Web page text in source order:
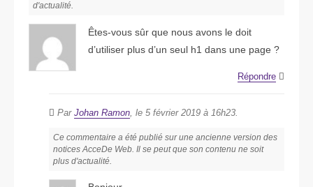
d'actualité.
Êtes-vous sûr que nous avons le doit
d’utiliser plus d’un seul h1 dans une page ?
Répondre
Par Johan Ramon, le 5 février 2019 à 16h23.
Ce commentaire a été publié sur une ancienne version des
notices AcceDe Web. Il se peut que son contenu ne soit
plus d'actualité.